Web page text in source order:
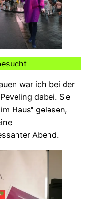
war ich bei der
dabei. Sie
Haus“ gelesen,
Abend.